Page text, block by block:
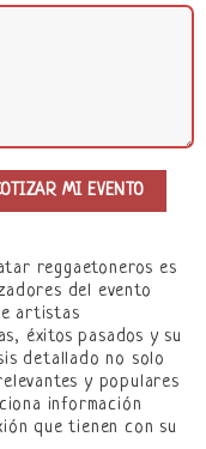
reggaetoneros es
del evento
artistas
éxitos pasados y su
detallado no solo
y populares
información
que tienen con su